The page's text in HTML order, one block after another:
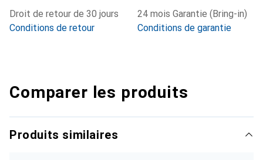
Droit de retour de 30 jours
Conditions de retour
24 mois Garantie (Bring-in)
Conditions de garantie
Comparer les produits
Produits similaires